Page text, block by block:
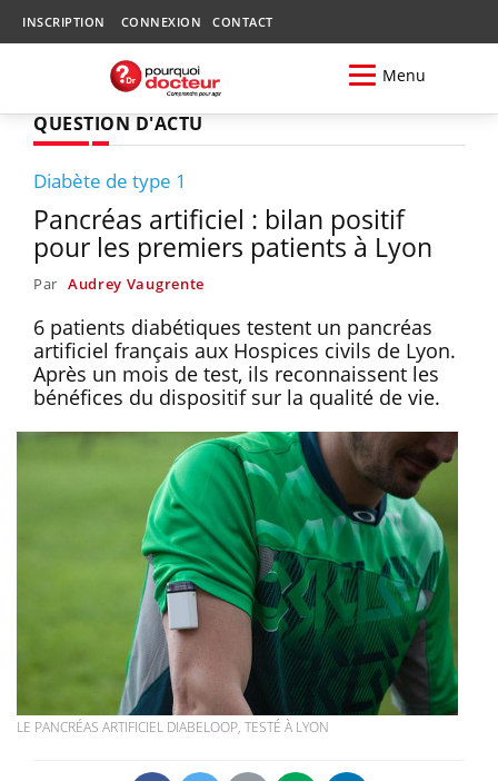
INSCRIPTION CONNEXION CONTACT
Menu
QUESTION D'ACTU
Diabète de type 1
Pancréas artificiel : bilan positif
pour les premiers patients à Lyon
Par Audrey Vaugrente
6 patients diabétiques testent un pancréas
artificiel français aux Hospices civils de Lyon.
Après un mois de test, ils reconnaissent les
bénéfices du dispositif sur la qualité de vie.
LE PANCRÉAS ARTIFICIEL DIABELOOP, TESTÉ À LYON